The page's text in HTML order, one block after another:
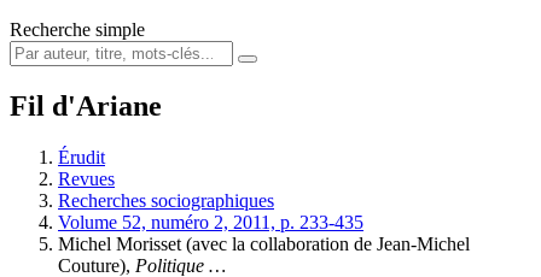
Recherche simple
Fil d'Ariane
Érudit
Revues
Recherches sociographiques
Volume 52, numéro 2, 2011, p. 233-435
Michel Morisset (avec la collaboration de Jean-Michel
Couture), Politique …